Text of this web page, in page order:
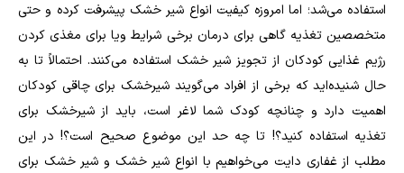
استفاده می‌شد؛ اما امروزه کیفیت انواع شیر خشک پیشرفت کرده و حتی
متخصصین تغذیه گاهی برای درمان برخی شرایط و‌یا برای مغذی کردن
رژیم غذایی کودکان از تجویز شیر خشک استفاده می‌کنند. احتمالاً تا به
حال شنیده‌اید که برخی از افراد می‌گویند شیرخشک برای چاقی کودکان
اهمیت دارد و چنانچه کودک شما لاغر است، باید از شیرخشک برای
تغذیه استفاده کنید؟! تا چه حد این موضوع صحیح است؟! در این
مطلب از غفاری دایت می‌خواهیم با انواع شیر خشک و شیر خشک برای